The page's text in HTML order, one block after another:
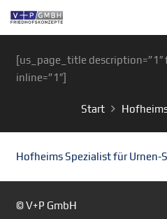
[us_page_title description=”1″
inline=”1″]
Start
Hofheims Spezialist für Urnen-
© V+P GmbH